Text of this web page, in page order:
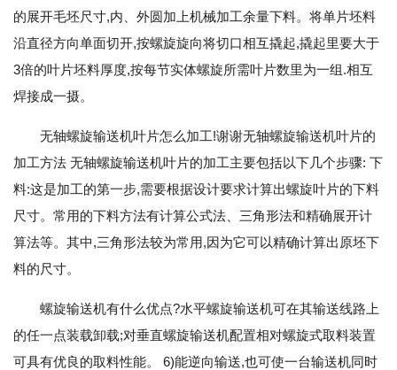
的展开毛坯尺寸,内、外圆加上机械加工余量下料。将单片坯料
沿直径方向单面切开,按螺旋旋向将切口相互撬起,撬起里要大于
3倍的叶片坯料厚度,按每节实体螺旋所需叶片数里为一组.相互
焊接成一摄。
无轴螺旋输送机叶片怎么加工!谢谢无轴螺旋输送机叶片的
加工方法 无轴螺旋输送机叶片的加工主要包括以下几个步骤: 下
料:这是加工的第一步,需要根据设计要求计算出螺旋叶片的下料
尺寸。常用的下料方法有计算公式法、三角形法和精确展开计
算法等。其中,三角形法较为常用,因为它可以精确计算出原坯下
料的尺寸。
螺旋输送机有什么优点?水平螺旋输送机可在其输送线路上
的任一点装载卸载;对垂直螺旋输送机配置相对螺旋式取料装置
可具有优良的取料性能。 6)能逆向输送,也可使一台输送机同时